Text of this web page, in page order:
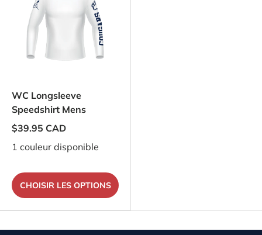
WC Longsleeve
Speedshirt Mens
$39.95 CAD
1 couleur disponible
CHOISIR LES OPTIONS